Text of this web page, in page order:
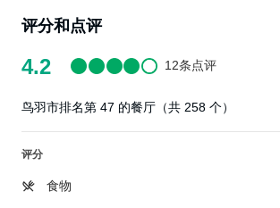
评分和点评
4.2 12条点评
鸟羽市排名第 47 的餐厅（共 258 个）
评分
食物